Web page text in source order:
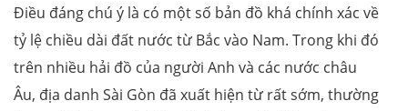
Điều đáng chú ý là có một số bản đồ khá chính xác về
tỷ lệ chiều dài đất nước từ Bắc vào Nam. Trong khi đó
trên nhiều hải đồ của người Anh và các nước châu
Âu, địa danh Sài Gòn đã xuất hiện từ rất sớm, thường